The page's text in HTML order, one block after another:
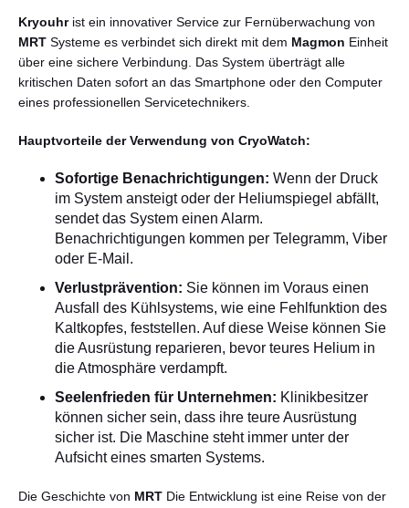
Kryouhrist ein innovativer Service zur Fernüberwachung von
MRT Systeme es verbindet sich direkt mit dem Magmon Einheit
über eine sichere Verbindung. Das System überträgt alle
kritischen Daten sofort an das Smartphone oder den Computer
eines professionellen Servicetechnikers.
Hauptvorteile der Verwendung von CryoWatch:
Sofortige Benachrichtigungen: Wenn der Druck
im System ansteigt oder der Heliumspiegel abfällt,
sendet das System einen Alarm.
Benachrichtigungen kommen per Telegramm, Viber
oder E-Mail.
Verlustprävention: Sie können im Voraus einen
Ausfall des Kühlsystems, wie eine Fehlfunktion des
Kaltkopfes, feststellen. Auf diese Weise können Sie
die Ausrüstung reparieren, bevor teures Helium in
die Atmosphäre verdampft.
Seelenfrieden für Unternehmen: Klinikbesitzer
können sicher sein, dass ihre teure Ausrüstung
sicher ist. Die Maschine steht immer unter der
Aufsicht eines smarten Systems.
Die Geschichte von MRT Die Entwicklung ist eine Reise von der